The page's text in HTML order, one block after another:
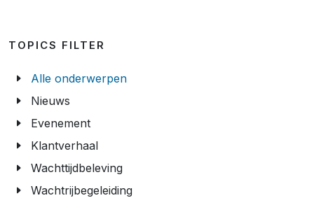
TOPICS FILTER
Alle onderwerpen
Nieuws
Evenement
Klantverhaal
Wachttijdbeleving
Wachtrijbegeleiding